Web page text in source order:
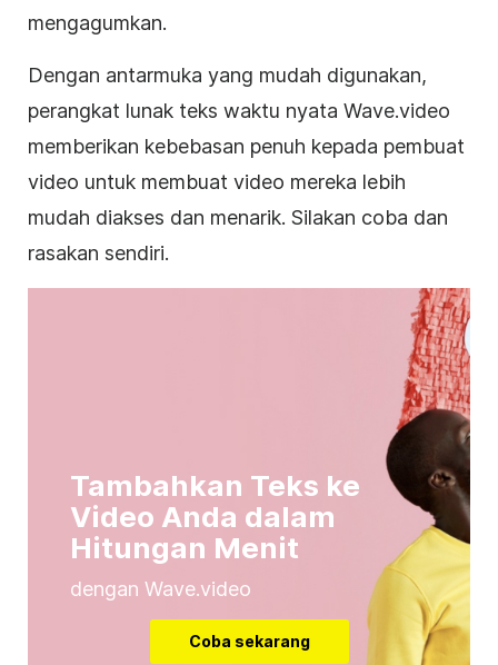
mengagumkan.
Dengan antarmuka yang mudah digunakan,
perangkat lunak teks waktu nyata Wave.video
memberikan kebebasan penuh kepada pembuat
video untuk membuat video mereka lebih
mudah diakses dan menarik. Silakan coba dan
rasakan sendiri.
Tambahkan Teks ke
Video Anda dalam
Hitungan Menit
dengan Wave.video
Coba sekarang